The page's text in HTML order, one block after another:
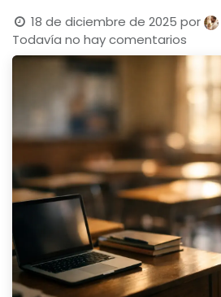
18 de diciembre de 2025 por
Todavía no hay comentarios